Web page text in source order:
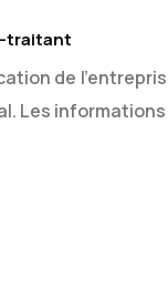
traitant
de
Les